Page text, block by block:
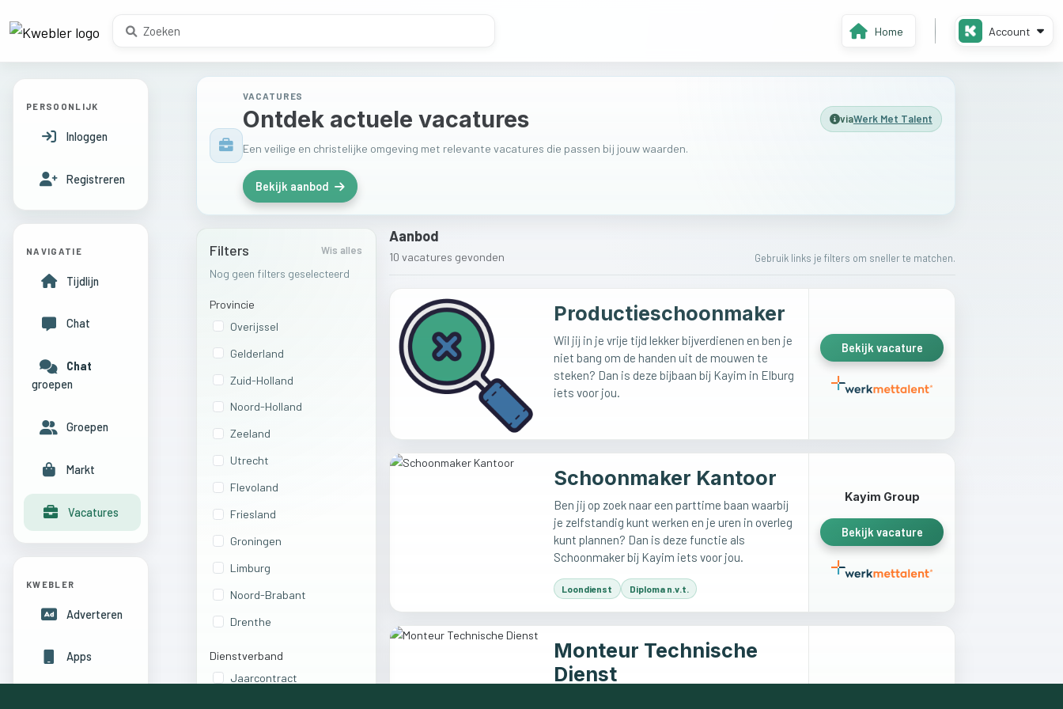
Home Account
VACATURES
Ontdek actuele vacatures
Een veilige en christelijke omgeving met relevante vacatures die passen bij jouw waarden.
viaWerk Met Talent
Bekijk aanbod
Filters Wis alles
Nog geen filters geselecteerd
Provincie
Overijssel
Gelderland
Zuid-Holland
Noord-Holland
Zeeland
Utrecht
Flevoland
Friesland
Groningen
Limburg
Noord-Brabant
Drenthe
Dienstverband
Jaarcontract
Aanbod
10 vacatures gevonden Gebruik links je filters om sneller te matchen.
Productieschoonmaker
Wil jij in je vrije tijd lekker bijverdienen en ben je
niet bang om de handen uit de mouwen te
steken? Dan is deze bijbaan bij Kayim in Elburg
iets voor jou.
Bekijk vacature
Schoonmaker Kantoor
Ben jij op zoek naar een parttime baan waarbij
je zelfstandig kunt werken en je uren in overleg
kunt plannen? Dan is deze functie als
Schoonmaker bij Kayim iets voor jou.
Loondienst Diploma n.v.t.
Kayim Group
Bekijk vacature
Monteur Technische
Dienst
PERSOONLIJK
Inloggen
Registreren
NAVIGATIE
Tijdlijn
Chat
Chat
groepen
Groepen
Markt
Vacatures
KWEBLER
Adverteren
Apps